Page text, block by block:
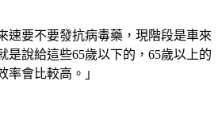
速要不要發抗病毒藥，現階段是車來
是說給這些65歲以下的，65歲以上的
率會比較高。」